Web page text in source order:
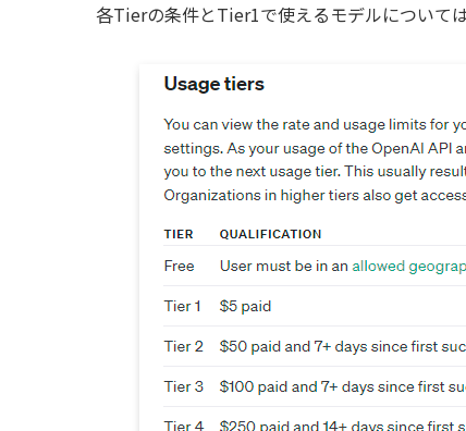
各Tierの条件とTier1で使えるモデルについて